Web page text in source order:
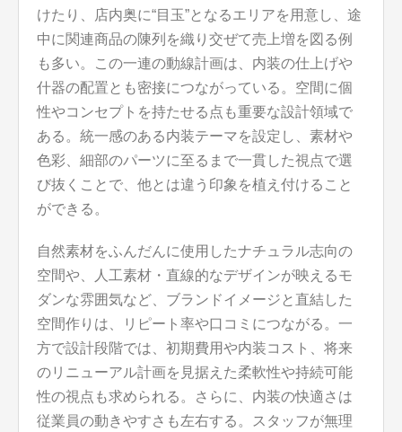
けたり、店内奥に“目玉”となるエリアを用意し、途
中に関連商品の陳列を織り交ぜて売上増を図る例
も多い。この一連の動線計画は、内装の仕上げや
什器の配置とも密接につながっている。空間に個
性やコンセプトを持たせる点も重要な設計領域で
ある。統一感のある内装テーマを設定し、素材や
色彩、細部のパーツに至るまで一貫した視点で選
び抜くことで、他とは違う印象を植え付けること
ができる。
自然素材をふんだんに使用したナチュラル志向の
空間や、人工素材・直線的なデザインが映えるモ
ダンな雰囲気など、ブランドイメージと直結した
空間作りは、リピート率や口コミにつながる。一
方で設計段階では、初期費用や内装コスト、将来
のリニューアル計画を見据えた柔軟性や持続可能
性の視点も求められる。さらに、内装の快適さは
従業員の動きやすさも左右する。スタッフが無理